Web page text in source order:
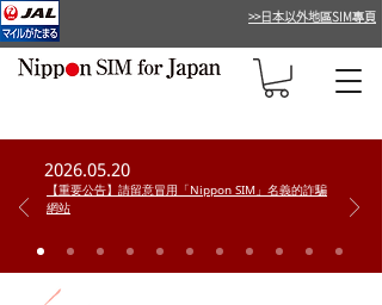
>>日本以外地區SIM專頁
2026.05.20
【重要公告】請留意冒用「Nippon SIM」名義的詐騙
網站